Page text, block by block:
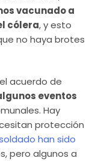
vacunado a
cólera, y esto
no haya brotes
acuerdo de
eventos
Hay
protección
han sido
pero algunos a